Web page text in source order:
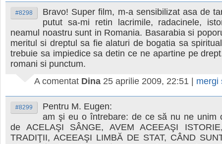
#8298
Bravo! Super film, m-a sensibilizat asa de
putut sa-mi retin lacrimile, radacinele,
neamul noastru sunt in Romania. Basarabia si
meritul si dreptul sa fie alaturi de bogatia sa
trebuie sa impiedice sa detin ce ne apartine pe
romani si punctum.
A comentat Dina 25 aprilie 2009, 22:51
#8299
Pentru M. Eugen:
am şi eu o întrebare: de ce să nu ne unim
de ACELAŞI SÂNGE, AVEM ACEEAŞI
TRADIŢII, ACEEAŞI LIMBĂ DE STAT, CÂND